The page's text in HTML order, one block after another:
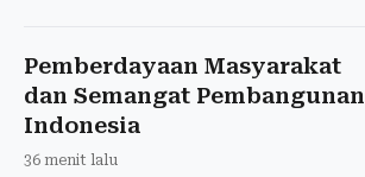
Pemberdayaan Masyarakat
dan Semangat Pembangunan
Indonesia
36 menit lalu